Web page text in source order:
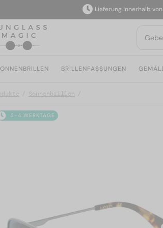
Lieferung innerhalb von 2–4
BRILLENFASSUNGEN
Sonnenbrillen
2-4 WERKTAGE